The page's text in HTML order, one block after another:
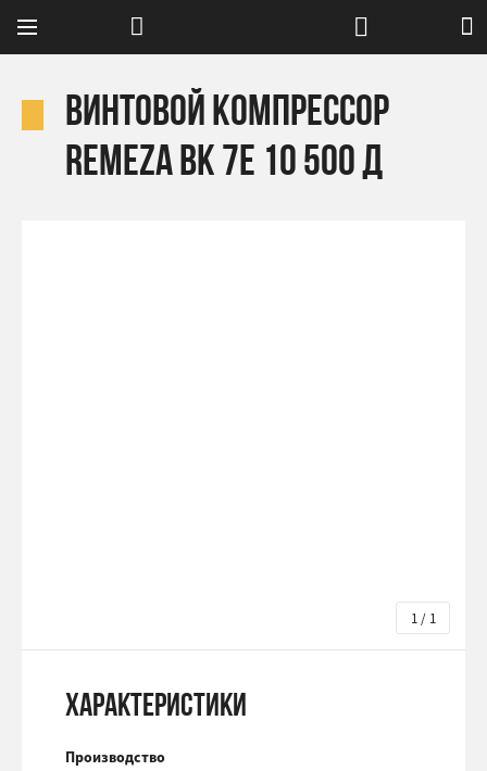
Винтовой компрессор
Remeza ВК 7E 10 500 Д
1 / 1
Характеристики
Производство